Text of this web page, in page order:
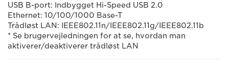
USB B-port: Indbygget Hi-Speed USB 2.0
Ethernet: 10/100/1000 Base-T
Trådløst LAN: IEEE802.11n/IEEE802.11g/IEEE802.11b
* Se brugervejledningen for at se, hvordan man
aktiverer/deaktiverer trådløst LAN